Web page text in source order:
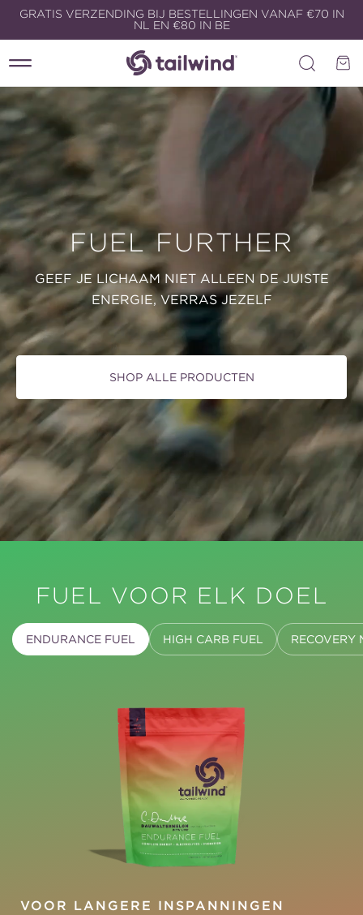
naar de
GRATIS VERZENDING BIJ BESTELLINGEN VANAF €70 IN
NL EN €80 IN BE
FUEL FURTHER
GEEF JE LICHAAM NIET ALLEEN DE JUISTE
ENERGIE, VERRAS JEZELF
SHOP ALLE PRODUCTEN
FUEL VOOR ELK DOEL
ENDURANCE FUEL HIGH CARB FUEL RECOVERY
VOOR LANGERE INSPANNINGEN